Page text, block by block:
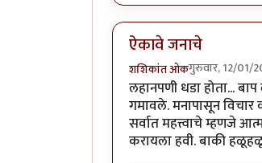
ऐकावे जनाचे
शशिकांत ओकगुरुवार, 12/01/
लहानपणी धडा होता...
गमावले. मनापासून
सर्वात महत्त्वाचे म्हणजे
करायला हवी. बाकी